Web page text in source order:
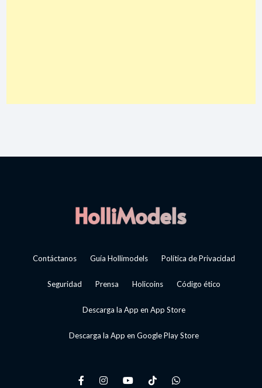
Contáctanos Guía Hollimodels Política de Privacidad
Seguridad Prensa Holicoins Código ético
Descarga la App en App Store
Descarga la App en Google Play Store